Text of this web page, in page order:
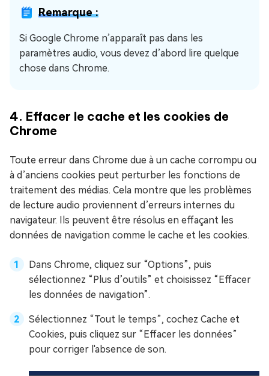
Remarque :
Si Google Chrome n’apparaît pas dans les
paramètres audio, vous devez d’abord lire quelque
chose dans Chrome.
4. Effacer le cache et les cookies de
Chrome
Toute erreur dans Chrome due à un cache corrompu ou
à d’anciens cookies peut perturber les fonctions de
traitement des médias. Cela montre que les problèmes
de lecture audio proviennent d’erreurs internes du
navigateur. Ils peuvent être résolus en effaçant les
données de navigation comme le cache et les cookies.
Dans Chrome, cliquez sur “Options”, puis
sélectionnez “Plus d’outils” et choisissez “Effacer
les données de navigation”.
Sélectionnez “Tout le temps”, cochez Cache et
Cookies, puis cliquez sur “Effacer les données”
pour corriger l'absence de son.